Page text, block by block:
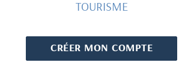
TOURISME
CRÉER MON COMPTE